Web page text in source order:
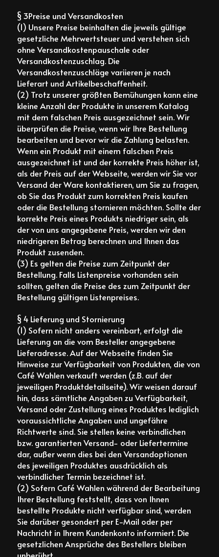
§ 3Preise und Versandkosten
(1) Unsere Preise beinhalten die jeweils gültige
gesetzliche Mehrwertsteuer und verstehen sich
ohne Versandkostenpauschale oder
Versandkostenzuschlag. Die
Versandkostenzuschläge variieren je nach
Lieferart und Artikelbeschaffenheit.
(2) Trotz unserer größten Bemühungen kann eine
kleine Anzahl der Produkte in unserem Katalog
mit dem falschen Preis ausgezeichnet sein. Wir
überprüfen die Preise, wenn wir Ihre Bestellung
bearbeiten und bevor wir die Zahlung belasten.
Wenn ein Produkt mit einem falschen Preis
ausgezeichnet ist und der korrekte Preis höher ist,
als der Preis auf der Webseite, werden wir Sie vor
Versand der Ware kontaktieren, um Sie zu fragen,
ob Sie das Produkt zum korrekten Preis kaufen
oder die Bestellung stornieren möchten. Sollte der
korrekte Preis eines Produkts niedriger sein, als
der von uns angegebene Preis, werden wir den
niedrigeren Betrag berechnen und Ihnen das
Produkt zusenden.
(3) Es gelten die Preise zum Zeitpunkt der
Bestellung. Falls Listenpreise vorhanden sein
sollten, gelten die Preise des zum Zeitpunkt der
Bestellung gültigen Listenpreises.
§ 4 Lieferung und Stornierung
(1) Sofern nicht anders vereinbart, erfolgt die
Lieferung an die vom Besteller angegebene
Lieferadresse. Auf der Webseite finden Sie
Hinweise zur Verfügbarkeit von Produkten, die von
Café Wahlen verkauft werden (z.B. auf der
jeweiligen Produktdetailseite). Wir weisen darauf
hin, dass sämtliche Angaben zu Verfügbarkeit,
Versand oder Zustellung eines Produktes lediglich
voraussichtliche Angaben und ungefähre
Richtwerte sind. Sie stellen keine verbindlichen
bzw. garantierten Versand- oder Liefertermine
dar, außer wenn dies bei den Versandoptionen
des jeweiligen Produktes ausdrücklich als
verbindlicher Termin bezeichnet ist.
(2) Sofern Café Wahlen während der Bearbeitung
Ihrer Bestellung feststellt, dass von Ihnen
bestellte Produkte nicht verfügbar sind, werden
Sie darüber gesondert per E-Mail oder per
Nachricht in Ihrem Kundenkonto informiert. Die
gesetzlichen Ansprüche des Bestellers bleiben